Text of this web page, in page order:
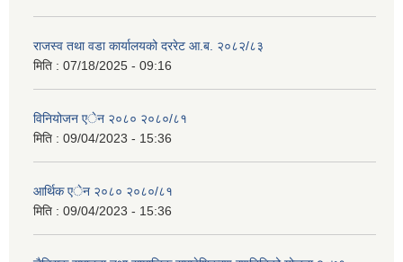
राजस्व तथा वडा कार्यालयको दररेट आ.ब. २०८२/८३
मिति : 07/18/2025 - 09:16
विनियोजन एेन २०८० २०८०/८१
मिति : 09/04/2023 - 15:36
आर्थिक एेन २०८० २०८०/८१
मिति : 09/04/2023 - 15:36